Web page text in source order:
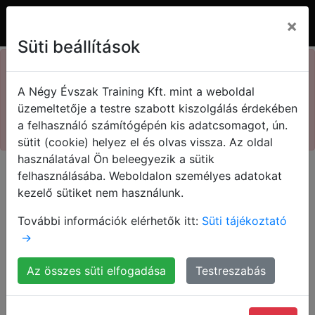
Süti beállítások
×
A Négy Évszak Training Kft. mint a weboldal
üzemeltetője a testre szabott kiszolgálás érdekében
a felhasználó számítógépén kis adatcsomagot, ún.
sütit (cookie) helyez el és olvas vissza. Az oldal
használatával Ön beleegyezik a sütik
felhasználásába. Weboldalon személyes adatokat
kezelő sütiket nem használunk.
További információk elérhetők itt: Süti tájékoztató
→
Az összes süti elfogadása Testreszabás
73. Kasza nap
Kedvezményes jegyek!
Megnézem!
Sajnos, a keresett oldal
nem található, de ha már
itt vagy ...
Vidd el az e-mail címedért
cserébe az egyik best seller